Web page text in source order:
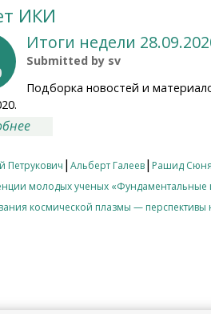
ИКИ
Итоги недели
Submitted by sv
Подборка новостей и
Петрукович | Альберт Галеев| Рашид
молодых ученых «Фундаментальные
космической плазмы — перспективы